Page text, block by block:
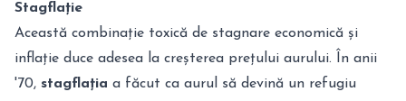
Stagflație
Această combinație toxică de stagnare economică și
inflație duce adesea la creșterea prețului aurului. În anii
'70, stagflația a făcut ca aurul să devină un refugiu